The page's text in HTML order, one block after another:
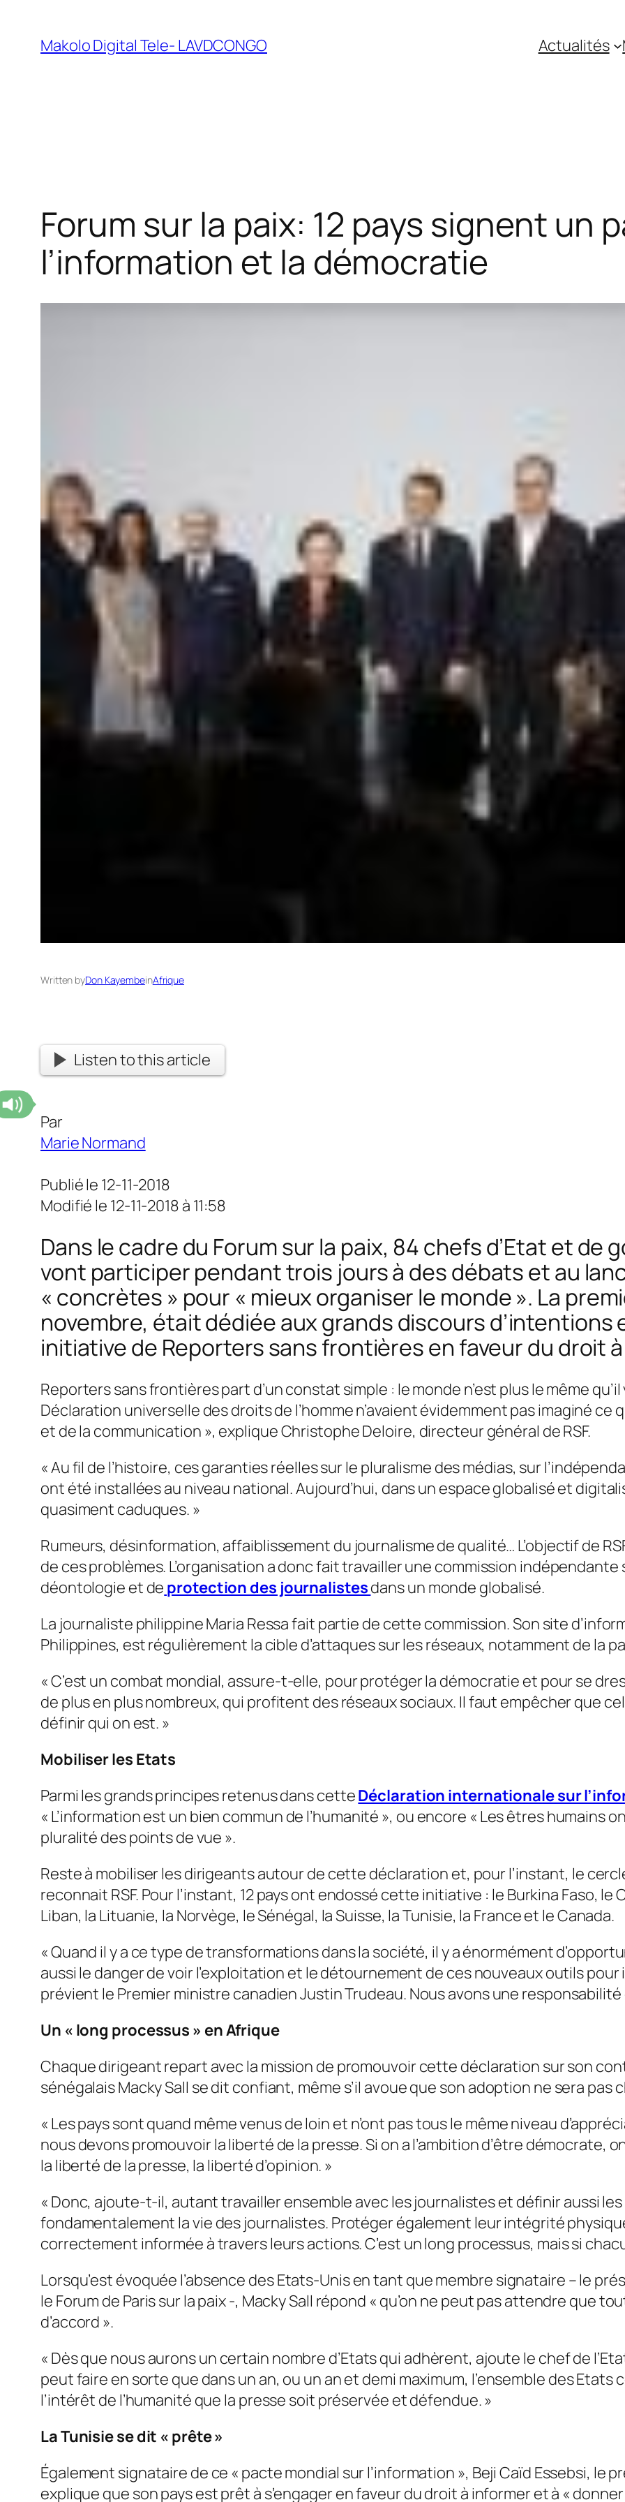
Makolo Digital Tele- LAVDCONGO Actualités
Forum sur la paix: 12 pays signent un
l’information et la démocratie
Written byDon KayembeinAfrique
Listen to this article
Par
Marie Normand
Publié le 12-11-2018
Modifié le 12-11-2018 à 11:58
Dans le cadre du Forum sur la paix, 84 chefs d’Etat et
vont participer pendant trois jours à des débats et au
« concrètes » pour « mieux organiser le monde ». La
novembre, était dédiée aux grands discours d’intentions
initiative de Reporters sans frontières en faveur du droit
Reporters sans frontières part d’un constat simple : le monde n’est plus le même qu’il
Déclaration universelle des droits de l’homme n’avaient évidemment pas imaginé ce
et de la communication », explique Christophe Deloire, directeur général de RSF.
«Au fil de l’histoire, ces garanties réelles sur le pluralisme des médias, sur
ont été installées au niveau national. Aujourd’hui, dans un espace globalisé et
quasiment caduques. »
Rumeurs, désinformation, affaiblissement du journalisme de qualité… L’objectif de
de ces problèmes. L’organisation a donc fait travailler une commission
déontologie et de protection des journalistesdans un monde globalisé.
La journaliste philippine Maria Ressa fait partie de cette commission. Son site
Philippines, est régulièrement la cible d’attaques sur les réseaux, notamment de la
«C’est un combat mondial, assure-t-elle, pour protéger la démocratie et pour se
de plus en plus nombreux, qui profitent des réseaux sociaux. Il faut empêcher que
définir qui on est. »
Mobiliser les Etats
Parmi les grands principes retenus dans cetteDéclaration internationale sur
« L’information est un bien commun de l’humanité », ou encore « Les êtres humains
pluralité des points de vue ».
Reste à mobiliser les dirigeants autour de cette déclaration et, pour l’instant, le
reconnait RSF. Pour l’instant, 12 pays ont endossé cette initiative : le Burkina Faso, le
Liban, la Lituanie, la Norvège, le Sénégal, la Suisse, la Tunisie, la France et le Canada.
«Quand il y a ce type de transformations dans la société, il y a énormément
aussi le danger de voir l’exploitation et le détournement de ces nouveaux outils pour
prévient le Premier ministre canadien Justin Trudeau. Nous avons une
Un « long processus » en Afrique
Chaque dirigeant repart avec la mission de promouvoir cette déclaration sur son
sénégalais Macky Sall se dit confiant, même s’il avoue que son adoption ne sera pas
« Les pays sont quand même venus de loin et n’ont pas tous le même niveau
nous devons promouvoir la liberté de la presse. Si on a l’ambition d’être démocrate,
la liberté de la presse, la liberté d’opinion. »
« Donc, ajoute-t-il, autant travailler ensemble avec les journalistes et définir aussi
fondamentalement la vie des journalistes. Protéger également leur intégrité
correctement informée à travers leurs actions. C’est un long processus, mais si
Lorsqu’est évoquée l’absence des Etats-Unis en tant que membre signataire – le
le Forum de Paris sur la paix -, Macky Sall répond « qu’on ne peut pas attendre que
d’accord ».
« Dès que nous aurons un certain nombre d’Etats qui adhèrent, ajoute le chef de
peut faire en sorte que dans un an, ou un an et demi maximum, l’ensemble des
l’intérêt de l’humanité que la presse soit préservée et défendue.»
La Tunisie se dit « prête»
Également signataire de ce « pacte mondial sur l’information », Beji Caïd Essebsi, le
explique que son pays est prêt à s’engager en faveur du droit à informer et à « donner